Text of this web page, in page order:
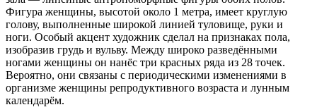
Фигура женщины, высотой около 1 метра, имеет круглую
голову, выполненные широкой линией туловище, руки и
ноги. Особый акцент художник сделал на признаках пола,
изобразив грудь и вульву. Между широко разведёнными
ногами женщины он нанёс три красных ряда из 28 точек.
Вероятно, они связаны с периодическими изменениями в
организме женщины репродуктивного возраста и лунным
календарём.